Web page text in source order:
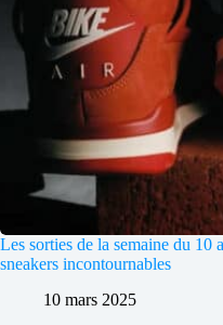
Les sorties de la semaine du 10
sneakers incontournables
10 mars 2025